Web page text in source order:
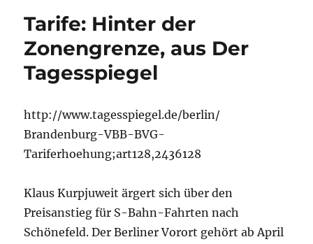
Tarife: Hinter der
Zonengrenze, aus Der
Tagesspiegel
http://www.tagesspiegel.de/berlin/
Brandenburg-VBB-BVG-
Tariferhoehung;art128,2436128
Klaus Kurpjuweit ärgert sich über den
Preisanstieg für S-Bahn-Fahrten nach
Schönefeld. Der Berliner Vorort gehört ab April